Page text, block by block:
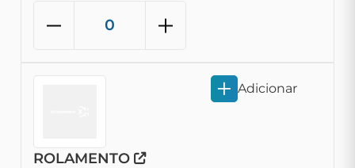
ROLAMENTO
Adicionar